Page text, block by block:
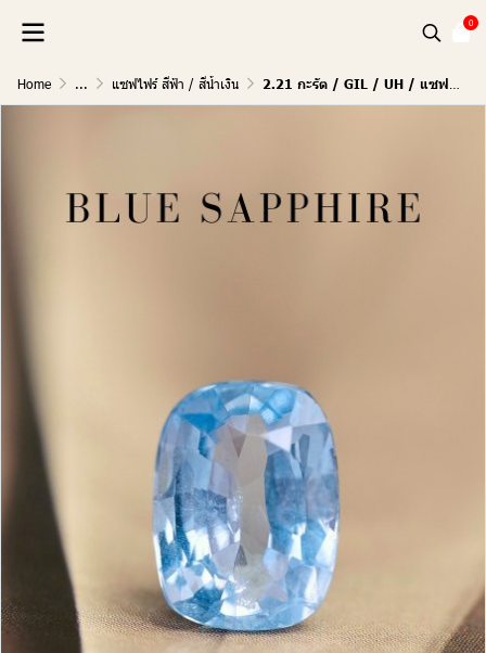
0
Home ... แซฟไฟร์ สีฟ้า / สีน้ำเงิน 2.21 กะรัต / GIL / UH / แซฟไฟร์ (Sky Blue)